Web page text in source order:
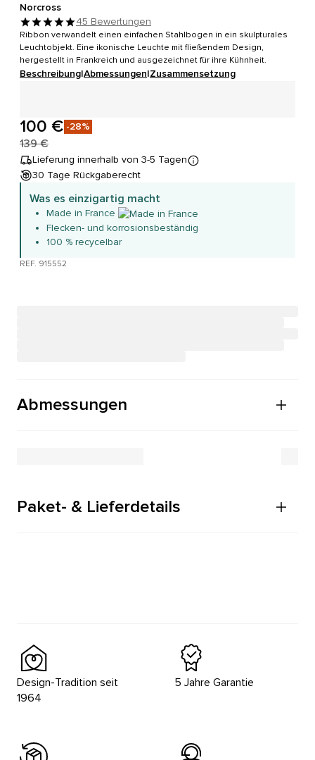
Norcross
45 Bewertungen
Ribbon verwandelt einen einfachen Stahlbogen in ein skulpturales
Leuchtobjekt. Eine ikonische Leuchte mit fließendem Design,
hergestellt in Frankreich und ausgezeichnet für ihre Kühnheit.
Beschreibung|Abmessungen|Zusammensetzung
100 € -28%
139 €
Lieferung innerhalb von 3-5 Tagen
30 Tage Rückgaberecht
Was es einzigartig macht
Made in France
Flecken- und korrosionsbeständig
100 % recycelbar
REF. 915552
Abmessungen
Paket- & Lieferdetails
Design-Tradition seit
1964
5 Jahre Garantie